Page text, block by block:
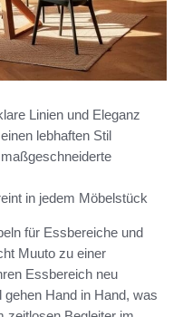
Linien und Eleganz
lebhaften Stil
in jedem Möbelstück
für Essbereiche und
Muuto zu einer
Essbereich neu
Hand in Hand, was